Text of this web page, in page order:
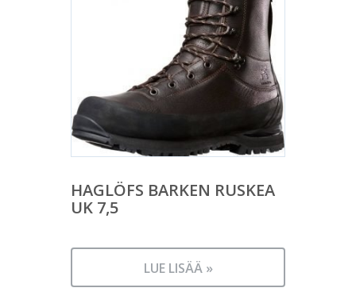
HAGLÖFS BARKEN RUSKEA
UK 7,5
LUE LISÄÄ »